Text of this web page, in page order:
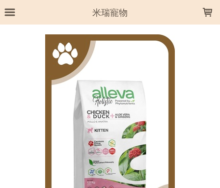
米瑞寵物